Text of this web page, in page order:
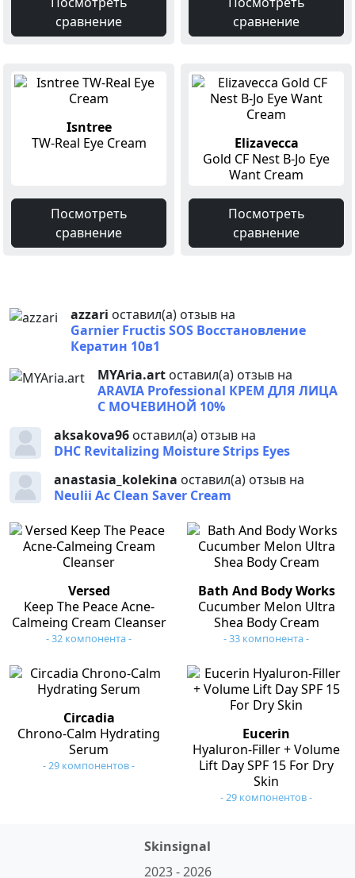
сравнение
сравнение
Isntree
TW-Real Eye Cream
Посмотреть
сравнение
Elizavecca
Gold CF Nest B-Jo Eye
Want Cream
Посмотреть
сравнение
azzari оставил(а) отзыв на
Garnier Fructis SOS Восстановление
Кератин 10в1
MYAria.art оставил(а) отзыв на
ARAVIA Professional КРЕМ ДЛЯ ЛИЦА
С МОЧЕВИНОЙ 10%
aksakova96 оставил(а) отзыв на
DHC Revitalizing Moisture Strips Eyes
anastasia_kolekina оставил(а) отзыв на
Neulii Ac Clean Saver Cream
Versed
Keep The Peace Acne-
Calmeing Cream Cleanser
- 32 компонента -
Bath And Body Works
Cucumber Melon Ultra
Shea Body Cream
- 33 компонента -
Circadia
Chrono-Calm Hydrating
Serum
- 29 компонентов -
Eucerin
Hyaluron-Filler + Volume
Lift Day SPF 15 For Dry
Skin
- 29 компонентов -
Skinsignal
2023 - 2026